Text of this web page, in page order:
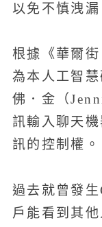
以免不慎洩漏
根據《華爾
為本人工智
佛．金（
訊輸入聊天
訊的控制權。
過去就曾發
戶能看到其